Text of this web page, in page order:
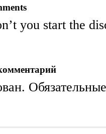
you start the